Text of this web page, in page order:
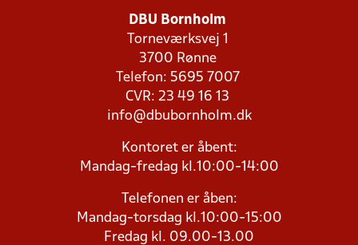
DBU Bornholm
Torneværksvej 1
3700 Rønne
Telefon: 5695 7007
CVR: 23 49 16 13
info@dbubornholm.dk
Kontoret er åbent:
Mandag-fredag kl.10:00-14:00
Telefonen er åben:
Mandag-torsdag kl.10:00-15:00
Fredag kl. 09.00-13.00